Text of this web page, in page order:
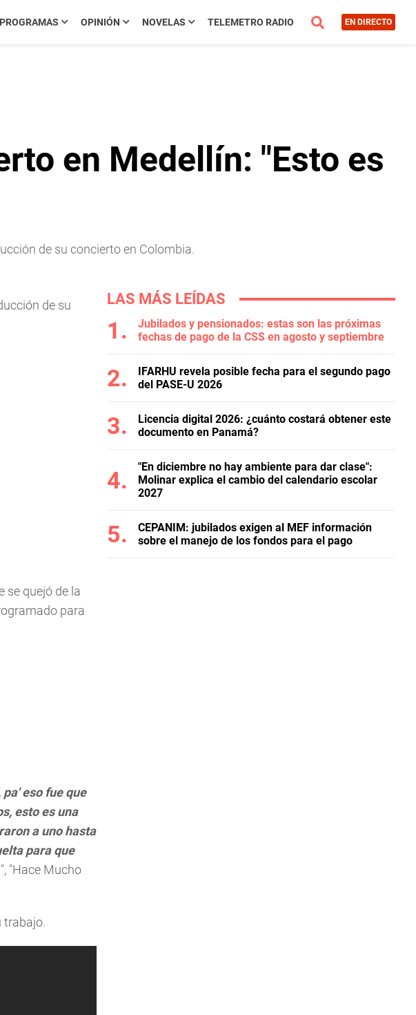
PROGRAMAS OPINIÓN NOVELAS TELEMETRO RADIO EN DIRECTO
en Medellín: "Esto es
de su concierto en Colombia.
de su
se quejó de la
para
eso fue que
esto es una
a uno hasta
para que
"Hace Mucho
trabajo.
LAS MÁS LEÍDAS
Jubilados y pensionados: estas son las próximas
fechas de pago de la CSS en agosto y septiembre
IFARHU revela posible fecha para el segundo pago
del PASE-U 2026
Licencia digital 2026: ¿cuánto costará obtener este
documento en Panamá?
"En diciembre no hay ambiente para dar clase":
Molinar explica el cambio del calendario escolar
2027
CEPANIM: jubilados exigen al MEF información
sobre el manejo de los fondos para el pago